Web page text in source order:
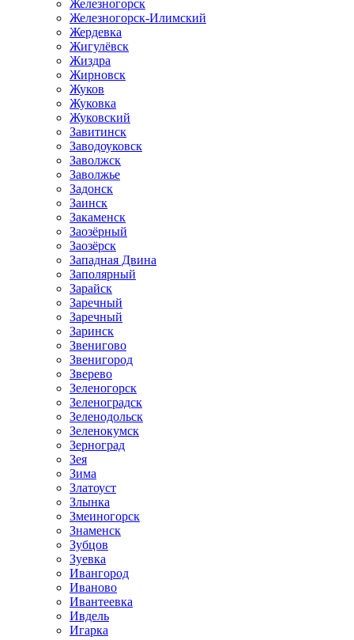
Железногорск
Железногорск-Илимский
Жердевка
Жигулёвск
Жиздра
Жирновск
Жуков
Жуковка
Жуковский
Завитинск
Заводоуковск
Заволжск
Заволжье
Задонск
Заинск
Закаменск
Заозёрный
Заозёрск
Западная Двина
Заполярный
Зарайск
Заречный
Заречный
Заринск
Звенигово
Звенигород
Зверево
Зеленогорск
Зеленоградск
Зеленодольск
Зеленокумск
Зерноград
Зея
Зима
Златоуст
Злынка
Змеиногорск
Знаменск
Зубцов
Зуевка
Ивангород
Иваново
Ивантеевка
Ивдель
Игарка